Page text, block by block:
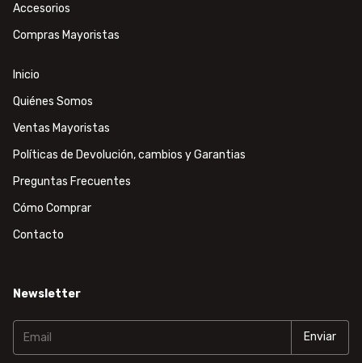
Accesorios
Compras Mayoristas
Inicio
Quiénes Somos
Ventas Mayoristas
Políticas de Devolución, cambios y Garantias
Preguntas Frecuentes
Cómo Comprar
Contacto
Newsletter